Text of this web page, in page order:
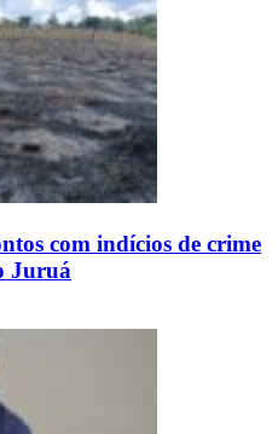
com indícios de crime
Juruá